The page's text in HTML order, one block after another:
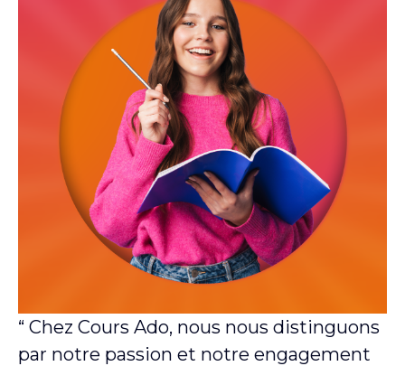
“ Chez Cours Ado, nous nous distinguons
par notre passion et notre engagement